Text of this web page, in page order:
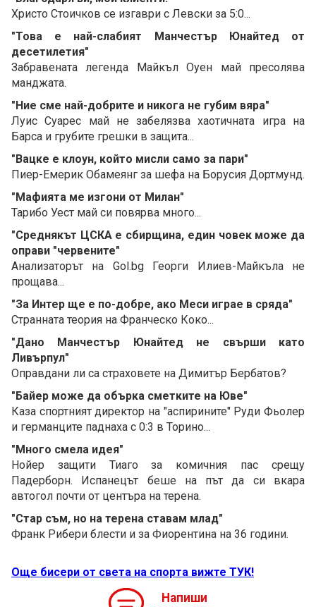
Христо Стоичков се изгаври с Левски за 5:0...
"Това е най-слабият Манчестър Юнайтед от
десетилетия"
Забравената легенда Майкъл Оуен май пресолява
манджата.
"Ние сме най-добрите и никога не губим вяра"
Луис Суарес май не забелязва хаотичната игра на
Барса и грубите грешки в защита...
"Вацке е клоун, който мисли само за пари"
Пиер-Емерик Обамеянг за шефа на Борусия Дортмунд.
"Мафията ме изгони от Милан"
Тарибо Уест май си повярва много...
"Среднякът ЦСКА е сбирщина, един човек може да
оправи "червените"
Анализаторът на Gol.bg Георги Илиев-Майкъла не
прощава...
"За Интер ще е по-добре, ако Меси играе в сряда"
Странната теория на Франческо Коко...
"Дано Манчестър Юнайтед не свърши като
Ливърпул"
Оправдани ли са страховете на Димитър Бербатов?
"Байер може да обърка сметките на Юве"
Каза спортният директор на "аспирините" Руди Фьолер
и германците паднаха с 0:3 в Торино...
"Много смела идея"
Нойер защити Тиаго за комичния пас срещу
Падерборн. Испанецът беше на път да си вкара
автогол почти от центъра на терена.
"Стар съм, но на терена ставам млад"
Франк Рибери блести и за Фиорентина на 36 години.
Още бисери от света на спорта вижте ТУК!
Напиши